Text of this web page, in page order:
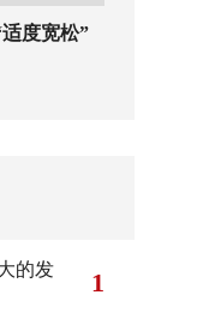
度宽松”
的发
1